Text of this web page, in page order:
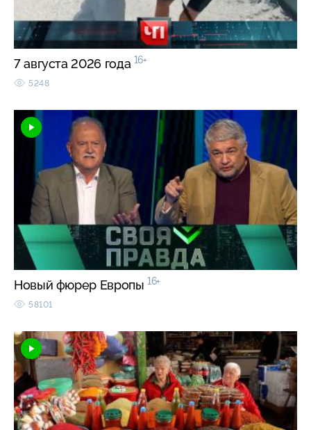
7 августа 2026 года 16+
5248
Новый фюрер Европы 16+
58101